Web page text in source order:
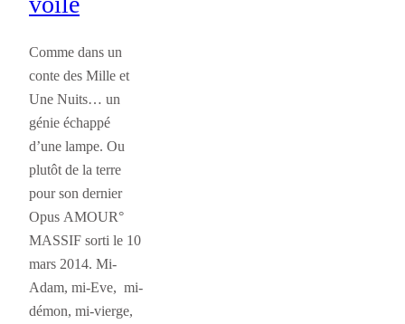
Comme dans un
conte des Mille et
Une Nuits… un
génie échappé
d’une lampe. Ou
plutôt de la terre
pour son dernier
Opus AMOUR°
MASSIF sorti le 10
mars 2014. Mi-
Adam, mi-Eve, mi-
démon, mi-vierge,